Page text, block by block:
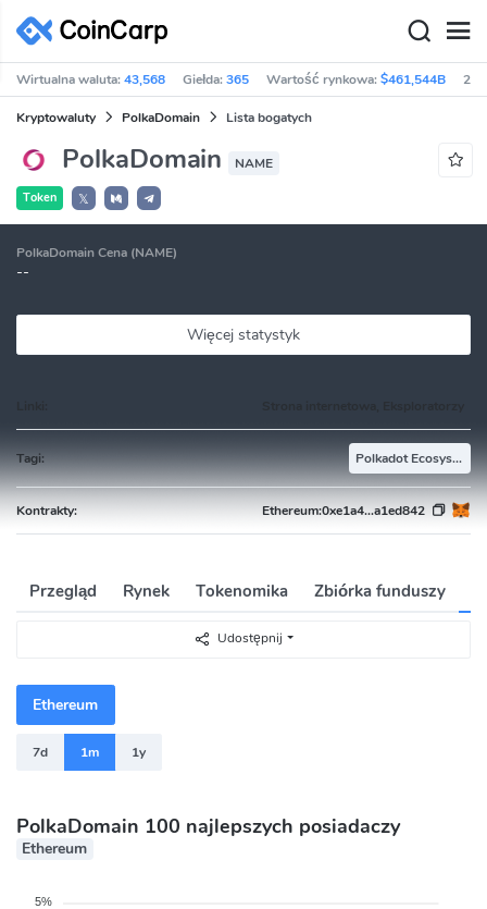
Wirtualna waluta:43,568 Giełda:365 Wartość rynkowa:$461,544B
Kryptowaluty PolkaDomain Lista bogatych
PolkaDomain NAME
Token 𝕏
PolkaDomain Cena (NAME)
--
Więcej statystyk
Tagi: Polkadot Ecosystem
Kontrakty: Ethereum:0xe1a4...a1ed842
Przegląd Rynek Tokenomika Zbiórka funduszy
Udostępnij
Ethereum
7d 1m 1y
PolkaDomain 100 najlepszych posiadaczy
Ethereum
5%